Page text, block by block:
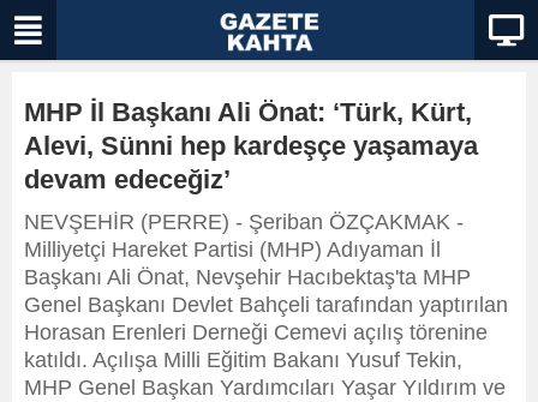
MHP İl Başkanı Ali Önat: ‘Türk, Kürt,
Alevi, Sünni hep kardeşçe yaşamaya
devam edeceğiz’
NEVŞEHİR (PERRE) - Şeriban ÖZÇAKMAK -
Milliyetçi Hareket Partisi (MHP) Adıyaman İl
Başkanı Ali Önat, Nevşehir Hacıbektaş'ta MHP
Genel Başkanı Devlet Bahçeli tarafından yaptırılan
Horasan Erenleri Derneği Cemevi açılış törenine
katıldı. Açılışa Milli Eğitim Bakanı Yusuf Tekin,
MHP Genel Başkan Yardımcıları Yaşar Yıldırım ve